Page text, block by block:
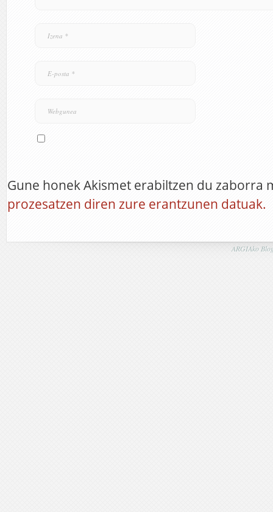
Gune honek Akismet erabiltzen du zaborra
prozesatzen diren zure erantzunen datuak.
ARGIAko